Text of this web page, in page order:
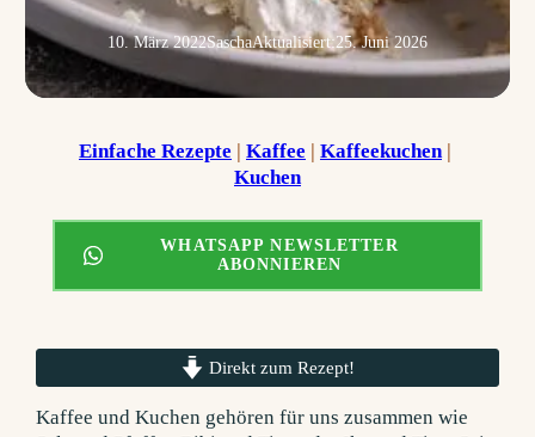
10. März 2022SaschaAktualisiert:25. Juni 2026
Einfache Rezepte | Kaffee | Kaffeekuchen
Kuchen
WHATSAPP NEWSLETTER
ABONNIEREN
Direkt zum Rezept!
Kaffee und Kuchen gehören für uns zusammen wie